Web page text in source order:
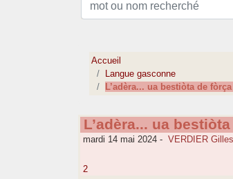
Accueil
Langue gasconne
L’adèra... ua bestiòta de
L’adèra... ua
mardi 14 mai 2024 - VERDIER Gilles
2